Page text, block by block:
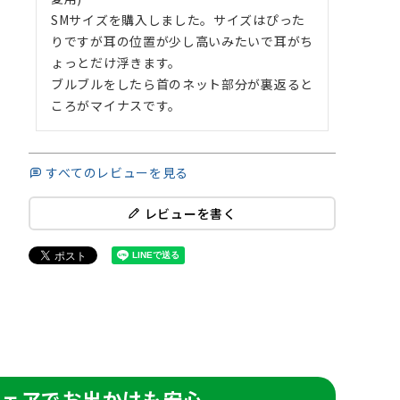
SMサイズを購入しました。サイズはぴった
りですが耳の位置が少し高いみたいで耳がち
ょっとだけ浮きます。
ブルブルをしたら首のネット部分が裏返ると
ころがマイナスです。
すべてのレビューを見る
レビューを書く